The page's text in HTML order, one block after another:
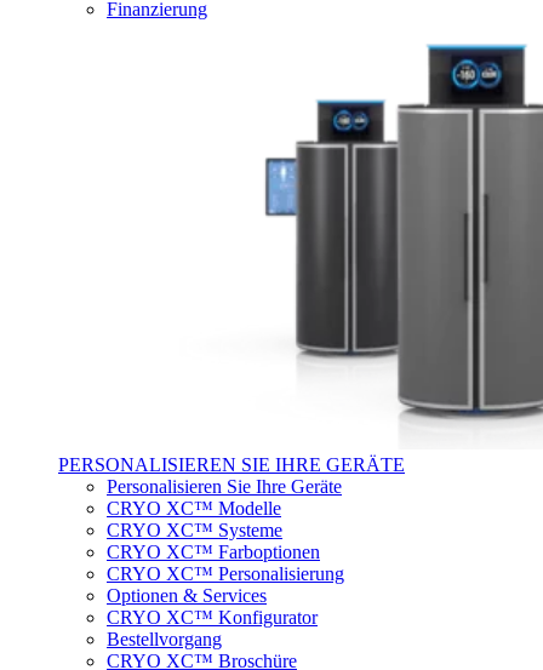
Finanzierung
PERSONALISIEREN SIE IHRE GERÄTE
Personalisieren Sie Ihre Geräte
CRYO XC™ Modelle
CRYO XC™ Systeme
CRYO XC™ Farboptionen
CRYO XC™ Personalisierung
Optionen & Services
CRYO XC™ Konfigurator
Bestellvorgang
CRYO XC™ Broschüre